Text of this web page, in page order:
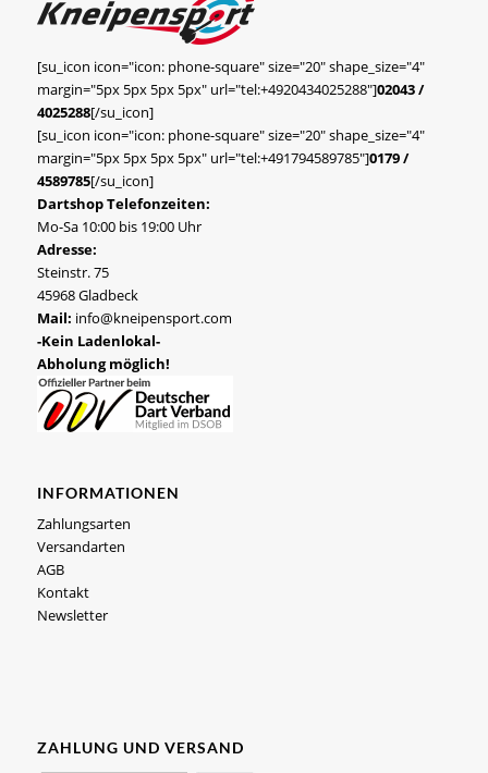
[su_icon icon="icon: phone-square" size="20" shape_size="4"
margin="5px 5px 5px 5px" url="tel:+4920434025288"]02043 /
4025288[/su_icon]
[su_icon icon="icon: phone-square" size="20" shape_size="4"
margin="5px 5px 5px 5px" url="tel:+491794589785"]0179 /
4589785[/su_icon]
Dartshop Telefonzeiten:
Mo-Sa 10:00 bis 19:00 Uhr
Adresse:
Steinstr. 75
45968 Gladbeck
Mail: info@kneipensport.com
-Kein Ladenlokal-
Abholung möglich!
INFORMATIONEN
Zahlungsarten
Versandarten
AGB
Kontakt
Newsletter
ZAHLUNG UND VERSAND